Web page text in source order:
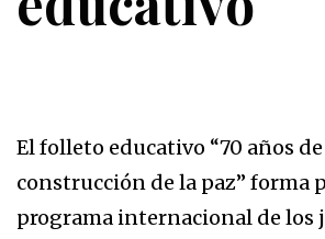
El folleto educativo “70 años
construcción de la paz” forma
programa internacional de los